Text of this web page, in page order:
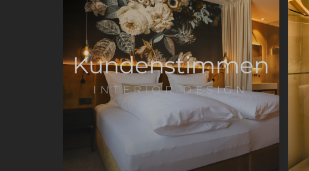
Kundenstimmen
INTERIOR DESIGN